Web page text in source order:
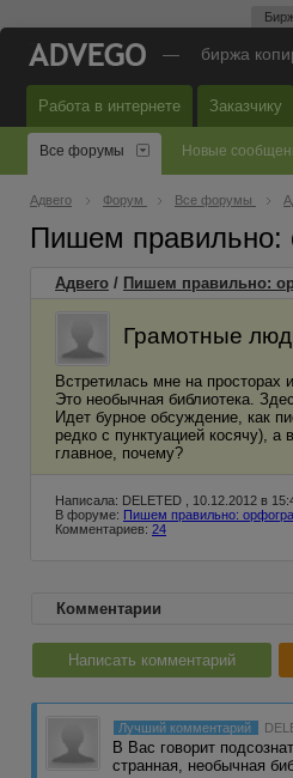
— биржа
Работа в интернете Заказчику
Все форумы Новые
Адвего Форум Все форумы
Пишем правильно:
Адвего / Пишем правильно:
Грамотные
Встретилась мне на просторах
Это необычная библиотека.
Идет бурное обсуждение, как
редко с пунктуацией косячу),
главное, почему?
Написала: DELETED , 10.12.2012 в
В форуме: Пишем правильно:
Комментариев: 24
Комментарии
Написать комментарий
Лучший комментарий
В Вас говорит
странная, необычная